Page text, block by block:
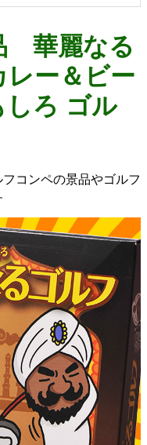
華麗なる
レー＆ビー
ろ ゴル
コンペの景品やゴルフ